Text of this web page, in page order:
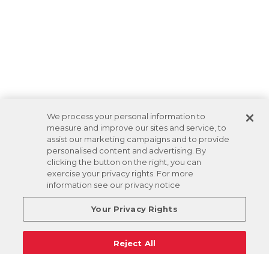
We process your personal information to
measure and improve our sites and service, to
assist our marketing campaigns and to provide
personalised content and advertising. By
clicking the button on the right, you can
exercise your privacy rights. For more
information see our privacy notice
Your Privacy Rights
Reject All